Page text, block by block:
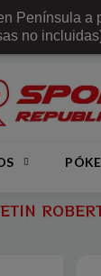
Península a
no